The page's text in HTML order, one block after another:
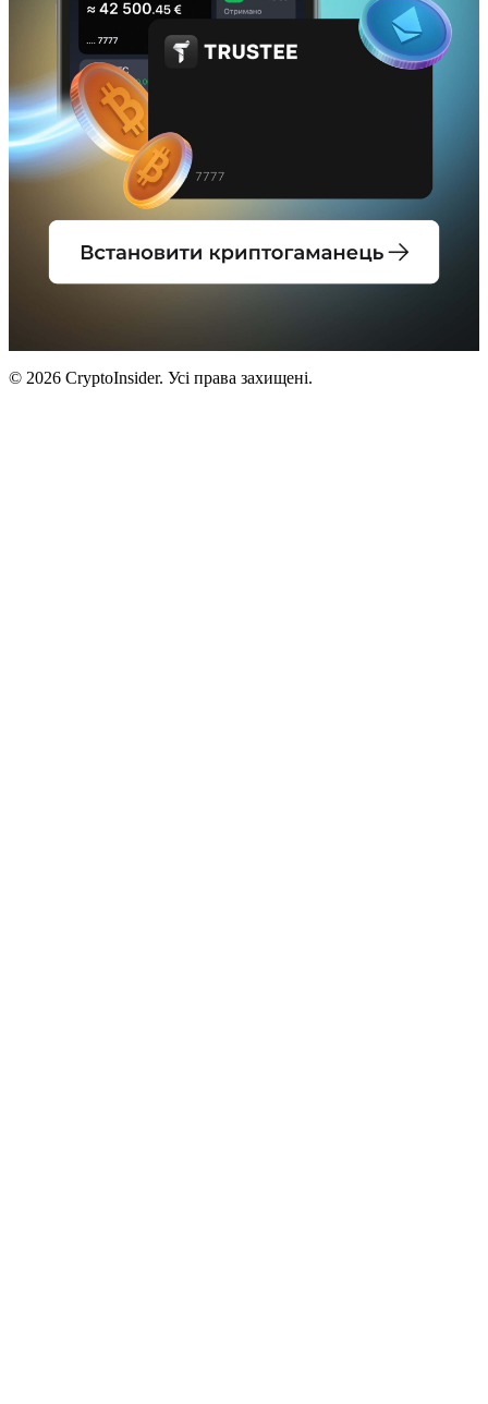
© 2026 CryptoInsider. Усі права захищені.